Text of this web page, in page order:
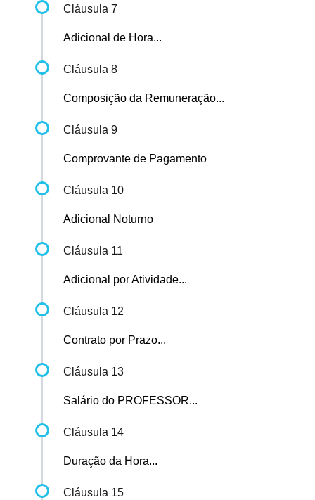
Cláusula 7
Adicional de Hora...
Cláusula 8
Composição da Remuneração...
Cláusula 9
Comprovante de Pagamento
Cláusula 10
Adicional Noturno
Cláusula 11
Adicional por Atividade...
Cláusula 12
Contrato por Prazo...
Cláusula 13
Salário do PROFESSOR...
Cláusula 14
Duração da Hora...
Cláusula 15